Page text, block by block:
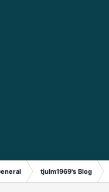
tjulm1969's Blog